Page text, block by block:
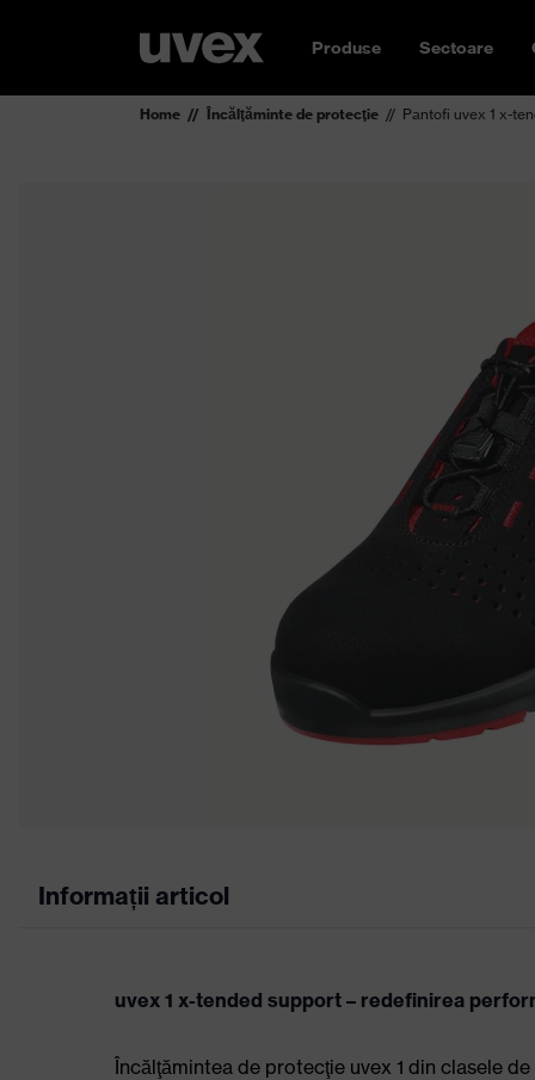
Produse Sectoare
Home Încălţăminte de protecţie Pantofi uvex 1 x-
Informații articol
uvex 1 x-tended support – redefinirea
Încălţămintea de protecţie uvex 1 din clasele